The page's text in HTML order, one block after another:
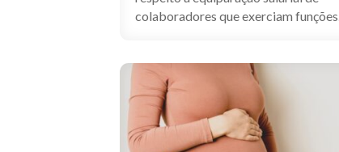
colaboradores que exerciam funções...